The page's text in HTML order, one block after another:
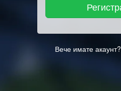
Вече имате акаунт?